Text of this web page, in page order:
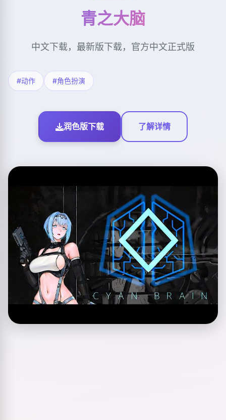
青之大脑
中文下载，最新版下载，官方中文正式版
#动作 #角色扮演
润色版下载 了解详情